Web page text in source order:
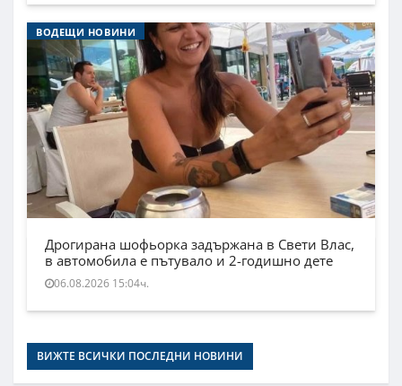
ВОДЕЩИ НОВИНИ
Дрогирана шофьорка задържана в Свети Влас,
в автомобила е пътувало и 2-годишно дете
06.08.2026 15:04ч.
ВИЖТЕ ВСИЧКИ ПОСЛЕДНИ НОВИНИ